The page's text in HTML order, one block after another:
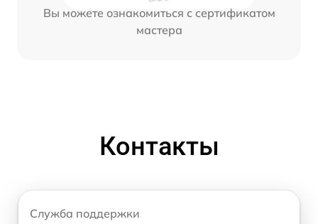
Вы можете ознакомиться с сертификатом
мастера
Контакты
Служба поддержки